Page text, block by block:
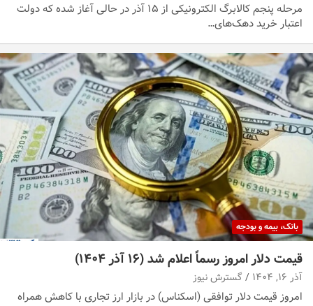
مرحله پنجم کالابرگ الکترونیکی از ۱۵ آذر در حالی آغاز شده که دولت
اعتبار خرید دهک‌های…
بانک، بیمه و بودجه
قیمت دلار امروز رسماً اعلام شد (۱۶ آذر ۱۴۰۴)
آذر ۱۶, ۱۴۰۴ گسترش نیوز
امروز قیمت دلار توافقی (اسکناس) در بازار ارز تجاری با کاهش همراه